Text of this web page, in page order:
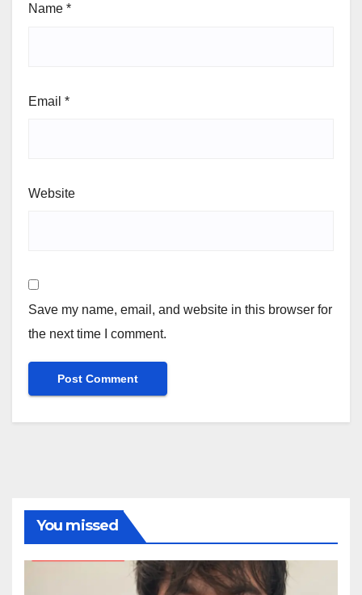
Name *
Email *
Website
Save my name, email, and website in this browser for
the next time I comment.
You missed